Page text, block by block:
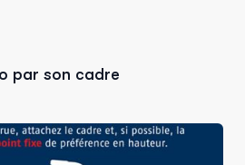
par son cadre